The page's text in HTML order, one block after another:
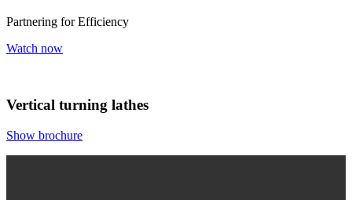
Partnering for Efficiency
Watch now
Vertical turning lathes
Show brochure